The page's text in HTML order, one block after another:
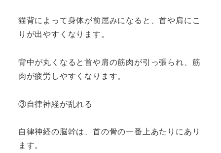
猫背によって身体が前屈みになると、首や肩にこ
りが出やすくなります。
背中が丸くなると首や肩の筋肉が引っ張られ、筋
肉が疲労しやすくなります。
③自律神経が乱れる
自律神経の脳幹は、首の骨の一番上あたりにあリ
ます。